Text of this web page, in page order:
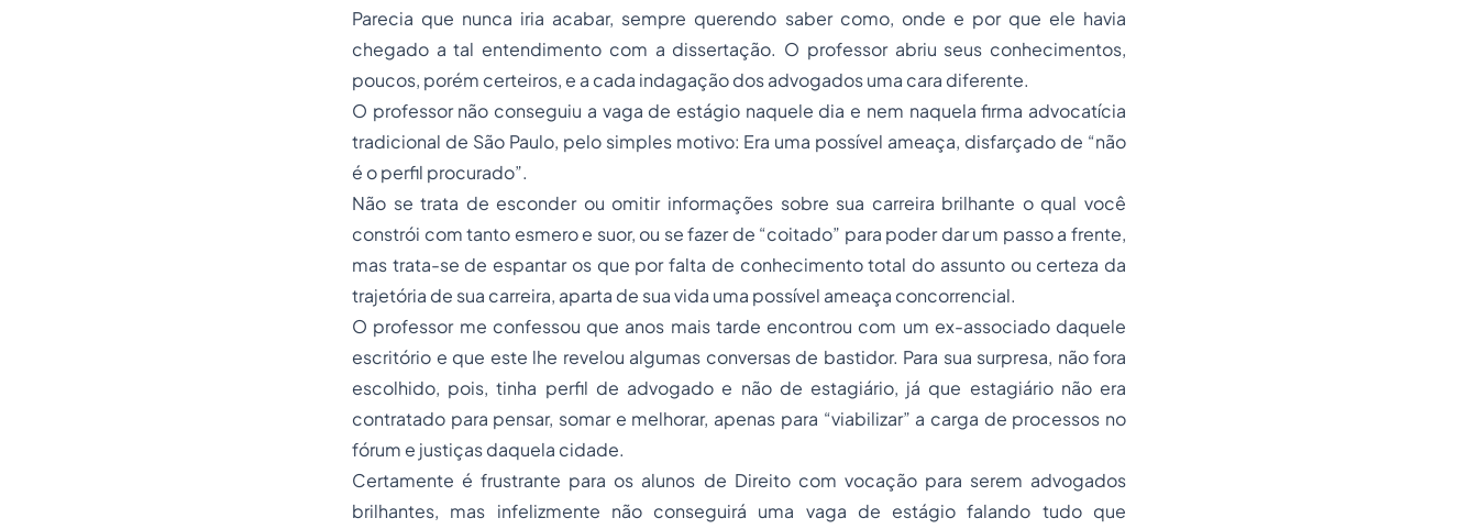
Parecia que nunca iria acabar, sempre querendo saber como, onde e por que ele havia
chegado a tal entendimento com a dissertação. O professor abriu seus conhecimentos,
poucos, porém certeiros, e a cada indagação dos advogados uma cara diferente.
O professor não conseguiu a vaga de estágio naquele dia e nem naquela firma advocatícia
tradicional de São Paulo, pelo simples motivo: Era uma possível ameaça, disfarçado de “não
é o perfil procurado”.
Não se trata de esconder ou omitir informações sobre sua carreira brilhante o qual você
constrói com tanto esmero e suor, ou se fazer de “coitado” para poder dar um passo a frente,
mas trata-se de espantar os que por falta de conhecimento total do assunto ou certeza da
trajetória de sua carreira, aparta de sua vida uma possível ameaça concorrencial.
O professor me confessou que anos mais tarde encontrou com um ex-associado daquele
escritório e que este lhe revelou algumas conversas de bastidor. Para sua surpresa, não fora
escolhido, pois, tinha perfil de advogado e não de estagiário, já que estagiário não era
contratado para pensar, somar e melhorar, apenas para “viabilizar” a carga de processos no
fórum e justiças daquela cidade.
Certamente é frustrante para os alunos de Direito com vocação para serem advogados
brilhantes, mas infelizmente não conseguirá uma vaga de estágio falando tudo que